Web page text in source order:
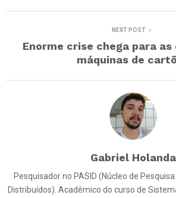
NEXT POST
Enorme crise chega para as
máquinas de
Gabriel Holanda
Pesquisador no PASID (Núcleo de
Distribuídos). Acadêmico do curso de